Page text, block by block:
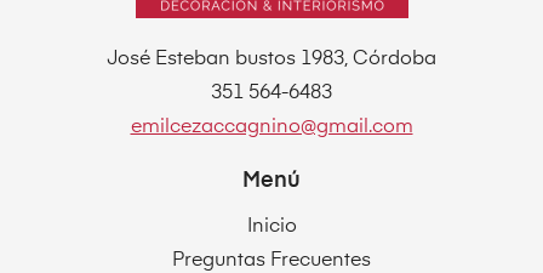
José Esteban bustos 1983, Córdoba
351 564-6483
emilcezaccagnino@gmail.com
Menú
Inicio
Preguntas Frecuentes